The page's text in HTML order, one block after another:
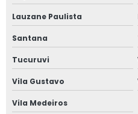
Mini coxinha para aniversário
Mini coxinha para festa de
Coxinha de frango com catupiry
Empadas
Empadinha de bacalhau
Lauzane Paulista
Santana
Tucuruvi
Vila Gustavo
Vila Medeiros